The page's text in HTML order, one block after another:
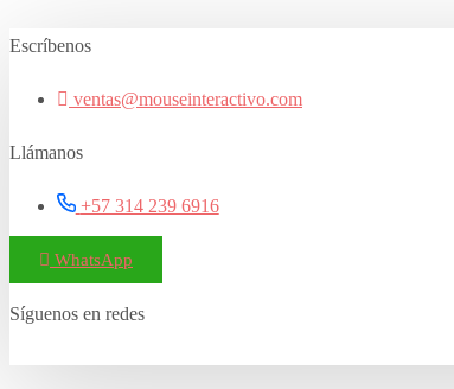
contenido
Escríbenos
ventas@mouseinteractivo.com
Llámanos
+57 314 239 6916
WhatsApp
Síguenos en redes